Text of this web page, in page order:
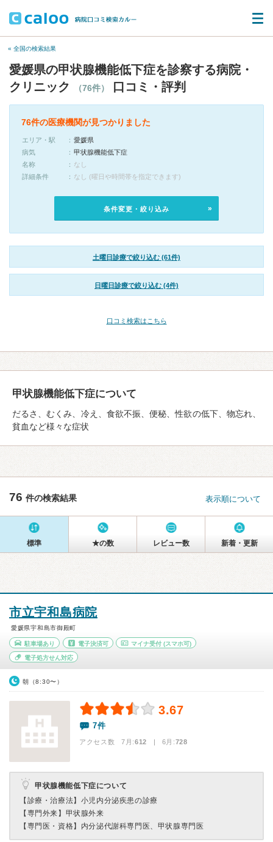
« 全国の検索結果
愛媛県の甲状腺機能低下症を診察する病院・
クリニック
（76件） 口コミ・評判
76件の医療機関が見つかりました
エリア・駅
愛媛県
病気
甲状腺機能低下症
名称
なし
詳細条件
なし (曜日や時間帯を指定できます)
条件変更・絞り込み
土曜日診療で絞り込む (61件)
日曜日診療で絞り込む (4件)
口コミ検索はこちら
甲状腺機能低下症について
だるさ、むくみ、冷え、食欲不振、便秘、性欲の低下、物忘れ、
貧血など様々な症状
76 件の検索結果 表示順について
標準 ★の数 レビュー数 新着・更新
市立宇和島病院
愛媛県宇和島市御殿町
駐車場あり 電子決済可 マイナ受付 (スマホ可)
電子処方せん対応
朝（8:30〜）
3.67
7件
アクセス数 7月:612 | 6月:728
甲状腺機能低下症について
【診療・治療法】 小児内分泌疾患の診療
【専門外来】 甲状腺外来
【専門医・資格】 内分泌代謝科専門医、甲状腺専門医